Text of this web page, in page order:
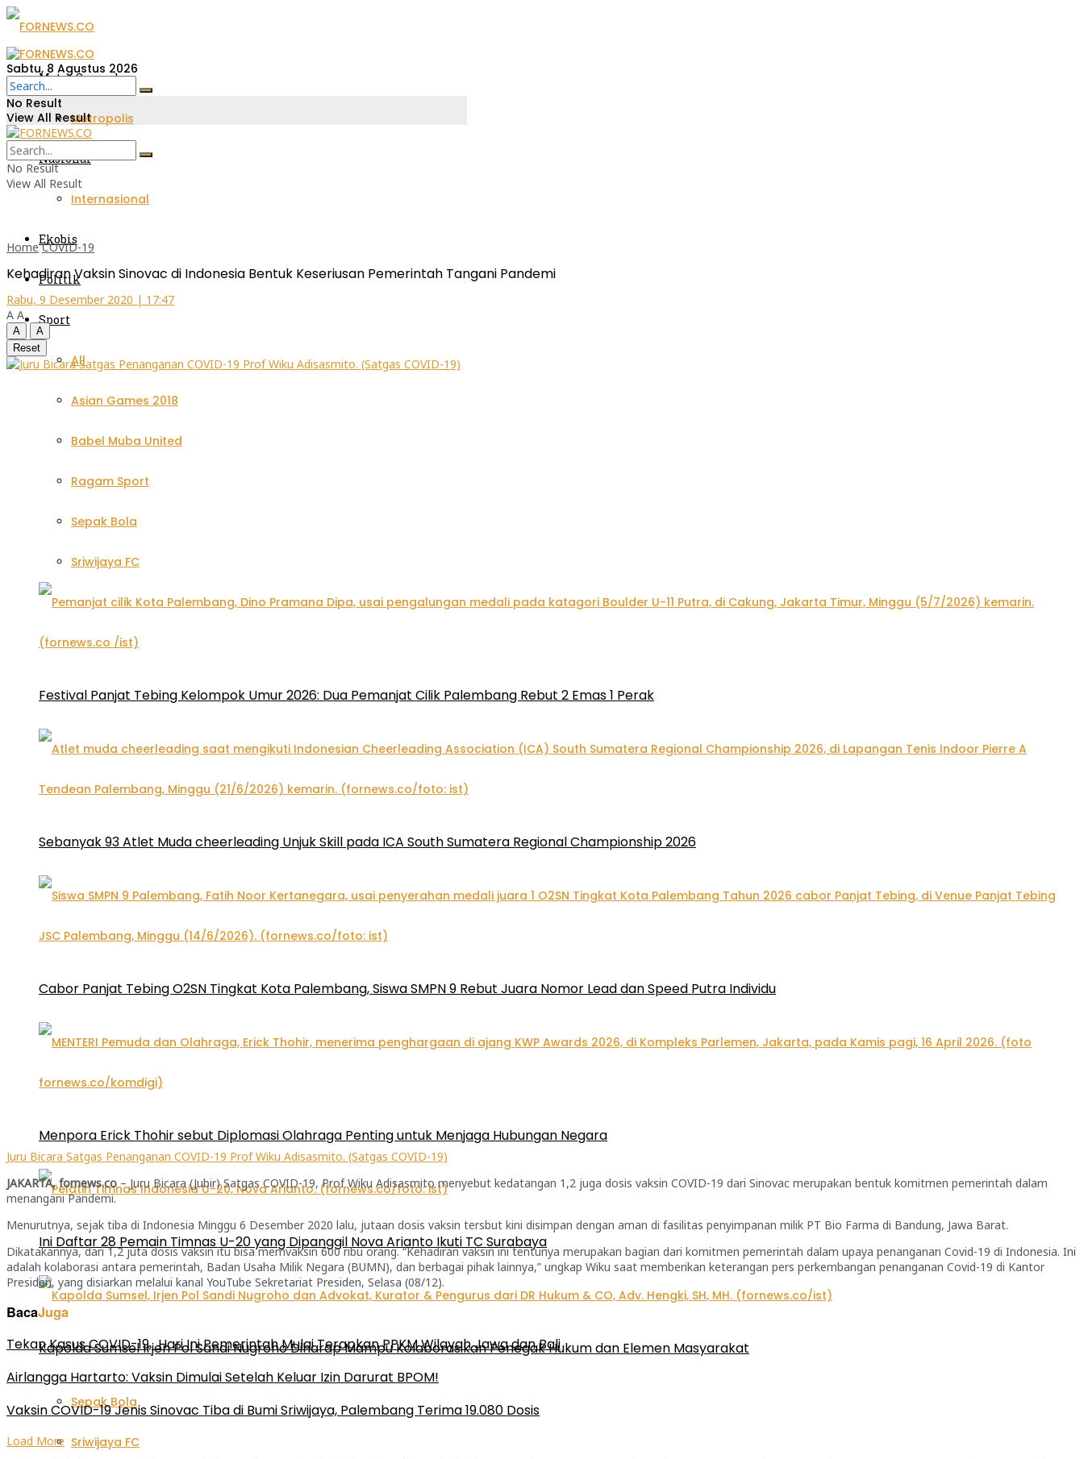
Metro Sumsel
Metropolis
Nasional
Internasional
Ekobis
Politik
Sport
All
Asian Games 2018
Babel Muba United
Ragam Sport
Sepak Bola
Sriwijaya FC
Festival Panjat Tebing Kelompok Umur 2026: Dua Pemanjat Cilik Palembang Rebut 2 Emas 1 Perak
Sebanyak 93 Atlet Muda cheerleading Unjuk Skill pada ICA South Sumatera Regional Championship 2026
Cabor Panjat Tebing O2SN Tingkat Kota Palembang, Siswa SMPN 9 Rebut Juara Nomor Lead dan Speed Putra Individu
Menpora Erick Thohir sebut Diplomasi Olahraga Penting untuk Menjaga Hubungan Negara
Ini Daftar 28 Pemain Timnas U-20 yang Dipanggil Nova Arianto Ikuti TC Surabaya
Kapolda Sumsel Irjen Pol Sandi Nugroho Diharap Mampu Kolaborasikan Penegak Hukum dan Elemen Masyarakat
Sepak Bola
Sriwijaya FC
Sabtu, 8 Agustus 2026
No Result
View All Result
No Result
View All Result
Home COVID-19
Kehadiran Vaksin Sinovac di Indonesia Bentuk Keseriusan Pemerintah Tangani Pandemi
Rabu, 9 Desember 2020 | 17:47
A A
A
A
Reset
Juru Bicara Satgas Penanganan COVID-19 Prof Wiku Adisasmito. (Satgas COVID-19)
JAKARTA, fornews.co – Juru Bicara (Jubir) Satgas COVID-19, Prof Wiku Adisasmito menyebut kedatangan 1,2 juga dosis vaksin COVID-19 dari Sinovac merupakan bentuk komitmen pemerintah dalam
menangani Pandemi.
Menurutnya, sejak tiba di Indonesia Minggu 6 Desember 2020 lalu, jutaan dosis vaksin tersbut kini disimpan dengan aman di fasilitas penyimpanan milik PT Bio Farma di Bandung, Jawa Barat.
Dikatakannya, dari 1,2 juta dosis vaksin itu bisa memvaksin 600 ribu orang. “Kehadiran vaksin ini tentunya merupakan bagian dari komitmen pemerintah dalam upaya penanganan Covid-19 di Indonesia. Ini
adalah kolaborasi antara pemerintah, Badan Usaha Milik Negara (BUMN), dan berbagai pihak lainnya,” ungkap Wiku saat memberikan keterangan pers perkembangan penanganan Covid-19 di Kantor
Presiden, yang disiarkan melalui kanal YouTube Sekretariat Presiden, Selasa (08/12).
BacaJuga
Tekan Kasus COVID-19, Hari Ini Pemerintah Mulai Terapkan PPKM Wilayah Jawa dan Bali
Airlangga Hartarto: Vaksin Dimulai Setelah Keluar Izin Darurat BPOM!
Vaksin COVID-19 Jenis Sinovac Tiba di Bumi Sriwijaya, Palembang Terima 19.080 Dosis
Load More